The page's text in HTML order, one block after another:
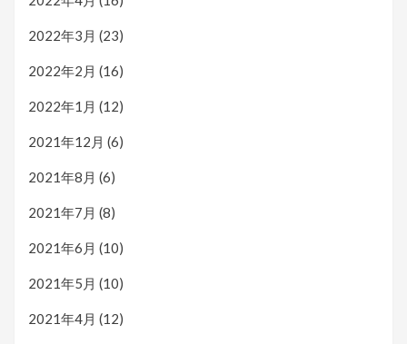
2022年3月 (23)
2022年2月 (16)
2022年1月 (12)
2021年12月 (6)
2021年8月 (6)
2021年7月 (8)
2021年6月 (10)
2021年5月 (10)
2021年4月 (12)